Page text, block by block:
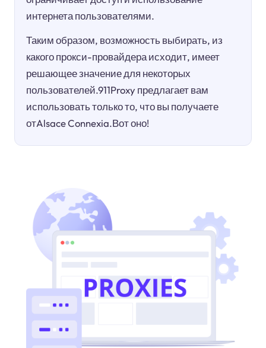
интернета пользователями.
Таким образом, возможность выбирать, из
какого прокси-провайдера исходит, имеет
решающее значение для некоторых
пользователей.911Proxy предлагает вам
использовать только то, что вы получаете
отAlsace Connexia.Вот оно!